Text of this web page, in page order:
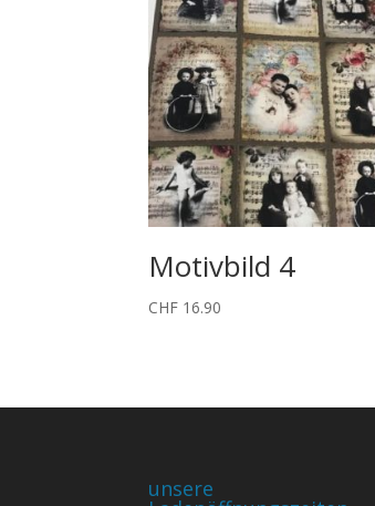
Motivbild 4
CHF 16.90
unsere